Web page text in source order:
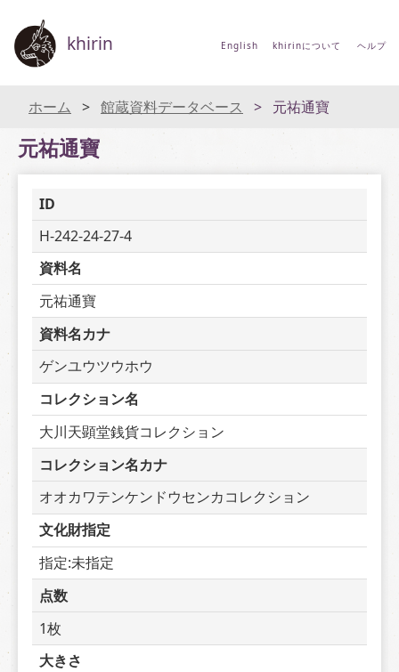
khirin English khirinについて ヘルプ
ホーム 館蔵資料データベース 元祐通寶
元祐通寶
ID
H-242-24-27-4
資料名
元祐通寶
資料名カナ
ゲンユウツウホウ
コレクション名
大川天顕堂銭貨コレクション
コレクション名カナ
オオカワテンケンドウセンカコレクション
文化財指定
指定:未指定
点数
1枚
大きさ